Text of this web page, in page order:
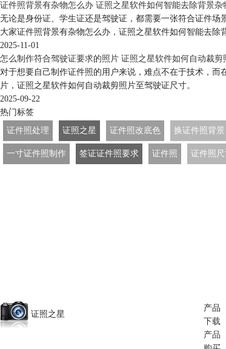
证件照背景有杂物怎么办 证照之星软件如何智能去除背景杂
无论是身份证、学生证还是驾驶证，都需要一张符合证件
大家证件照背景有杂物怎么办，证照之星软件如何智能去除
2025-11-01
怎么制作符合驾驶证要求的照片 证照之星软件如何自动裁剪
对于想要自己制作证件照的用户来说，难点不在于技术，
片，证照之星软件如何自动裁剪照片至驾驶证尺寸。
2025-09-22
热门标签
证件照处理
证照之星 证件照改底色 换证件照背景
一寸证件照制作 签证证件照要求 证件照 证件照
证照之星
产品
下载
产品